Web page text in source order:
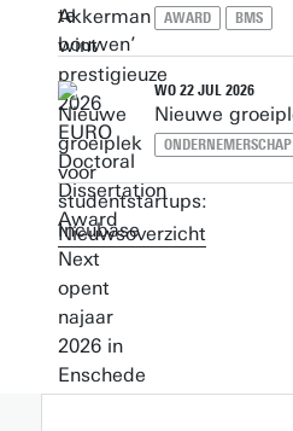
AWARD BMS
WO 22 JUL 2026
Nieuwe
ONDERNEMERSCHAP
Nieuwsoverzicht